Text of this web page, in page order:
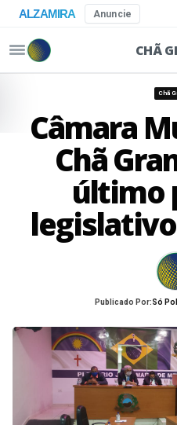
ALZAMIRA Anuncie
CHÃ
Chã
Câmara
Chã
último
Publicado Por:Só